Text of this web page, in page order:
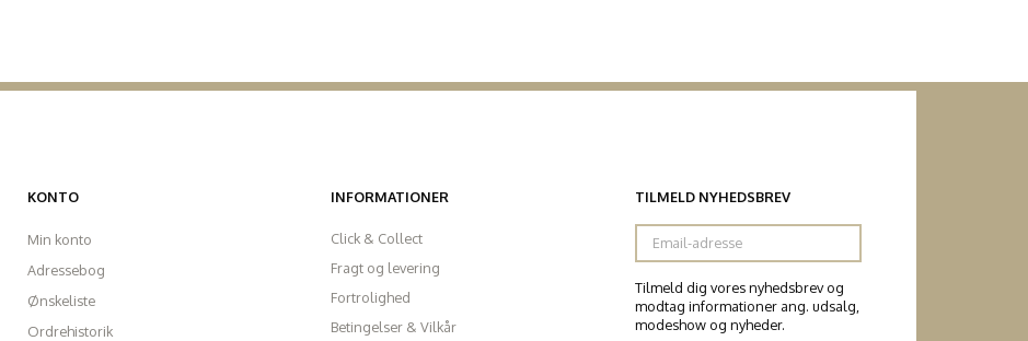
KONTO
Min konto
Adressebog
Ønskeliste
Ordrehistorik
INFORMATIONER
Click & Collect
Fragt og levering
Fortrolighed
Betingelser & Vilkår
TILMELD NYHEDSBREV
Email-
adresse
Tilmeld dig vores nyhedsbrev og
modtag informationer ang. udsalg,
modeshow og nyheder.